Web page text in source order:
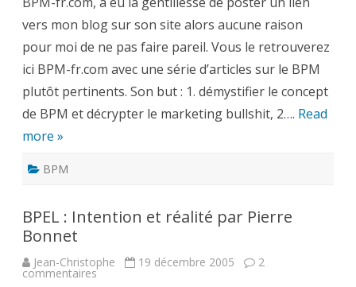
français
du
Business
process
Management
vers mon blog sur son site alors aucune raison
pour moi de ne pas faire pareil. Vous le retrouverez
ici BPM-fr.com avec une série d’articles sur le BPM
plutôt pertinents. Son but : 1. démystifier le concept
de BPM et décrypter le marketing bullshit, 2…. Read
more »
BPM
BPEL : Intention et réalité par Pierre
Bonnet
Jean-Christophe 19 décembre 2005 2
commentairessur